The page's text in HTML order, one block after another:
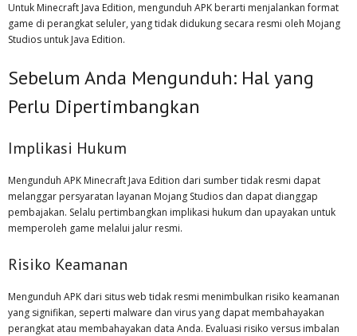
Untuk Minecraft Java Edition, mengunduh APK berarti menjalankan format
game di perangkat seluler, yang tidak didukung secara resmi oleh Mojang
Studios untuk Java Edition.
Sebelum Anda Mengunduh: Hal yang
Perlu Dipertimbangkan
Implikasi Hukum
Mengunduh APK Minecraft Java Edition dari sumber tidak resmi dapat
melanggar persyaratan layanan Mojang Studios dan dapat dianggap
pembajakan. Selalu pertimbangkan implikasi hukum dan upayakan untuk
memperoleh game melalui jalur resmi.
Risiko Keamanan
Mengunduh APK dari situs web tidak resmi menimbulkan risiko keamanan
yang signifikan, seperti malware dan virus yang dapat membahayakan
perangkat atau membahayakan data Anda. Evaluasi risiko versus imbalan